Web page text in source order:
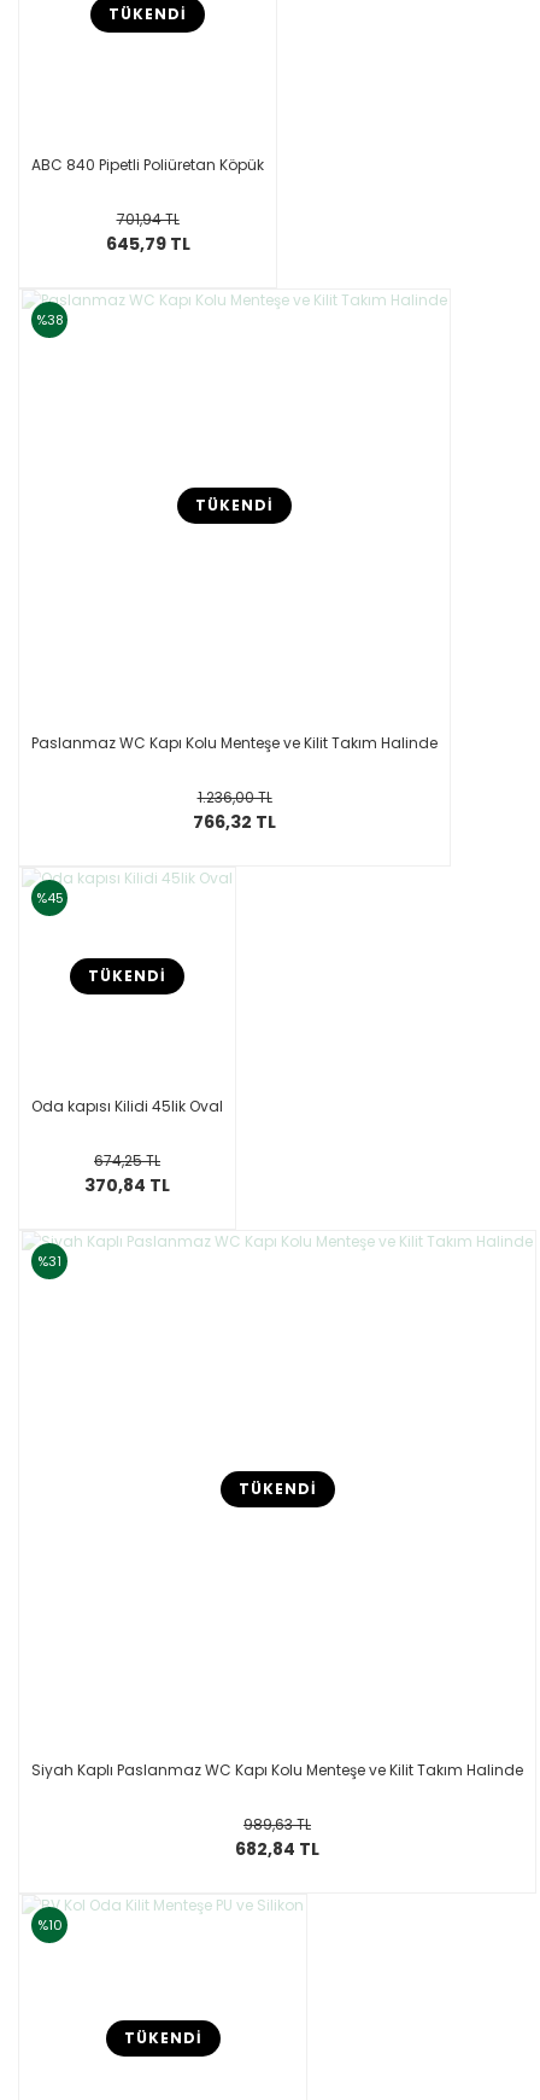
TÜKENDİ
ABC 840 Pipetli Poliüretan Köpük
701,94 TL
645,79 TL
%38
TÜKENDİ
Paslanmaz WC Kapı Kolu Menteşe ve Kilit Takım Halinde
1.236,00 TL
766,32 TL
%45
TÜKENDİ
Oda kapısı Kilidi 45lik Oval
674,25 TL
370,84 TL
%31
TÜKENDİ
Siyah Kaplı Paslanmaz WC Kapı Kolu Menteşe ve Kilit Takım Halinde
989,63 TL
682,84 TL
%10
TÜKENDİ